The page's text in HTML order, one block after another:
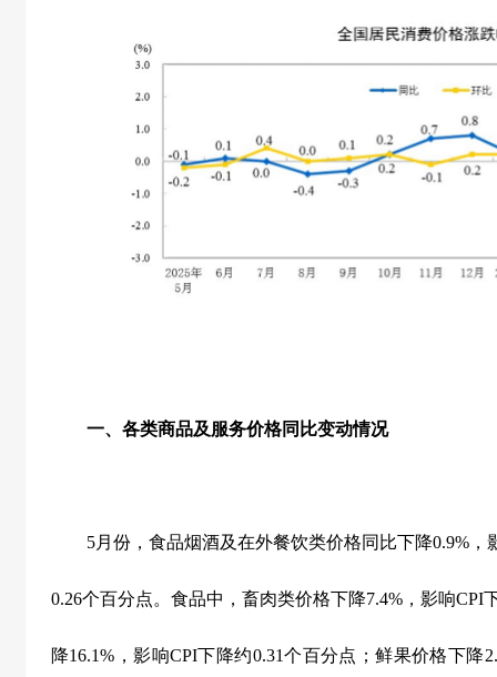
一、各类商品及服务价格同比变动情况
5月份，食品烟酒及在外餐饮类价格同比下降0.9% ，
0.26个百分点。食品中，畜肉类价格下降7.4% ，影响CPI
降16.1% ，影响CPI下降约0.31个百分点；鲜果价格下降